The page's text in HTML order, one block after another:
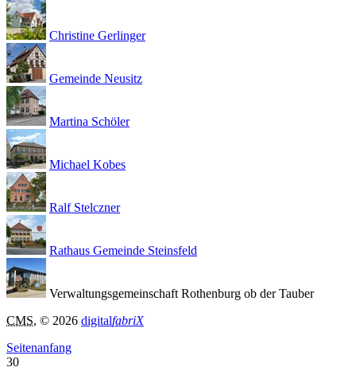
Christine Gerlinger
Gemeinde Neusitz
Martina Schöler
Michael Kobes
Ralf Stelczner
Rathaus Gemeinde Steinsfeld
Verwaltungsgemeinschaft Rothenburg ob der Tauber
CMS, © 2026 digitalfabriX
Seitenanfang
30